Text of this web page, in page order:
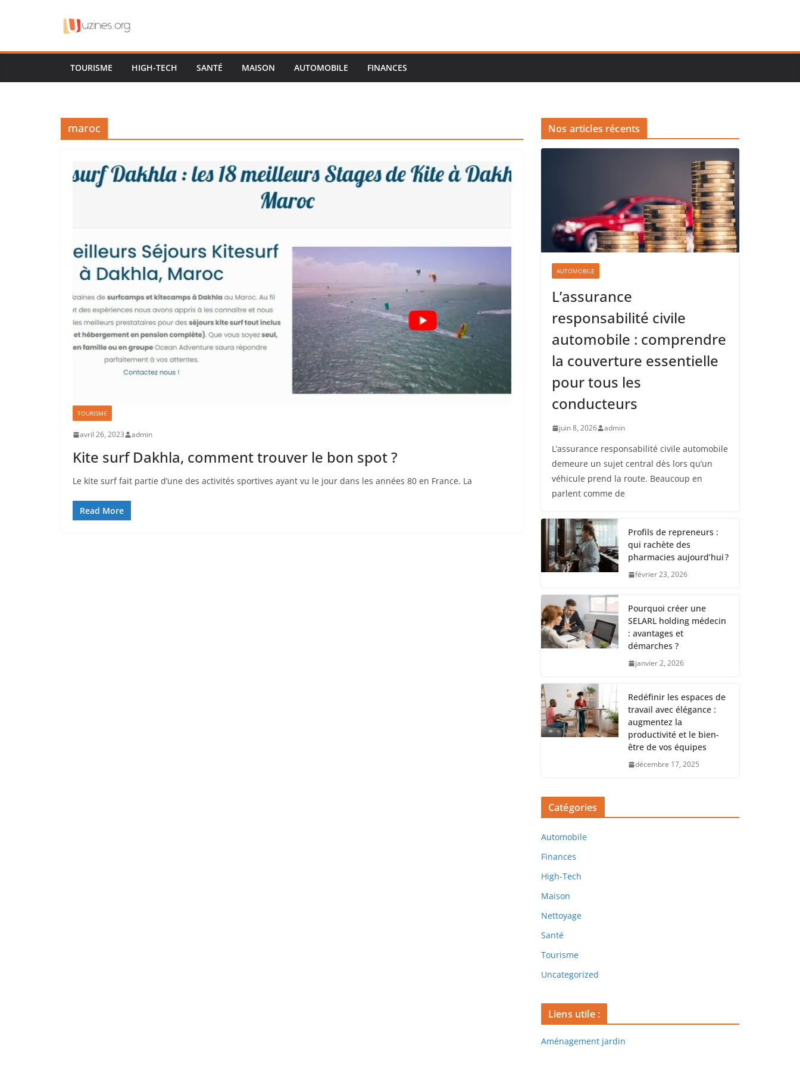
TOURISME HIGH-TECH SANTÉ MAISON AUTOMOBILE FINANCES
maroc
TOURISME
avril 26, 2023 admin
Kite surf Dakhla, comment trouver le bon spot ?
Le kite surf fait partie d’une des activités sportives ayant vu le jour dans les années 80 en France. La
Read More
Nos articles récents
AUTOMOBILE
L’assurance
responsabilité civile
automobile : comprendre
la couverture essentielle
pour tous les
conducteurs
juin 8, 2026 admin
L’assurance responsabilité civile automobile
demeure un sujet central dès lors qu’un
véhicule prend la route. Beaucoup en
parlent comme de
Profils de repreneurs :
qui rachète des
pharmacies aujourd’hui ?
février 23, 2026
Pourquoi créer une
SELARL holding médecin
: avantages et
démarches ?
janvier 2, 2026
Redéfinir les espaces de
travail avec élégance :
augmentez la
productivité et le bien-
être de vos équipes
décembre 17, 2025
Catégories
Automobile
Finances
High-Tech
Maison
Nettoyage
Santé
Tourisme
Uncategorized
Liens utile :
Aménagement jardin